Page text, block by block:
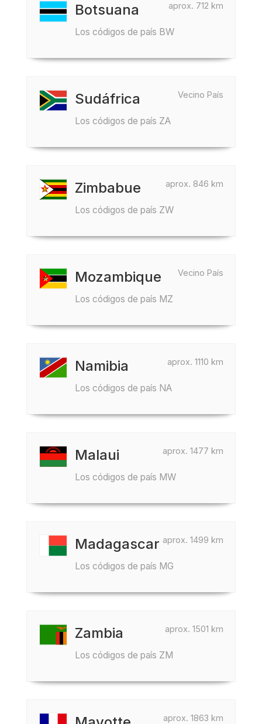
aprox. 712 km
Botsuana
Los códigos de país BW
Vecino País
Sudáfrica
Los códigos de país ZA
aprox. 846 km
Zimbabue
Los códigos de país ZW
Vecino País
Mozambique
Los códigos de país MZ
aprox. 1110 km
Namibia
Los códigos de país NA
aprox. 1477 km
Malaui
Los códigos de país MW
aprox. 1499 km
Madagascar
Los códigos de país MG
aprox. 1501 km
Zambia
Los códigos de país ZM
aprox. 1863 km